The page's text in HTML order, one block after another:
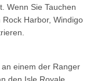
Wenn Sie Tauchen
Harbor, Windigo
einem der Ranger